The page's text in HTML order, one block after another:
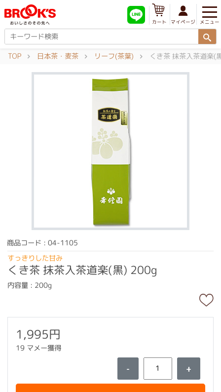
メニュー
マイページ
カート
TOP 日本茶・麦茶 リーフ(茶葉) くき茶 抹茶入茶道楽(
商品コード : 04-1105
すっきりした甘み
くき茶 抹茶入茶道楽(黒) 200g
内容量 : 200g
1,995円
19 マメー獲得
- +